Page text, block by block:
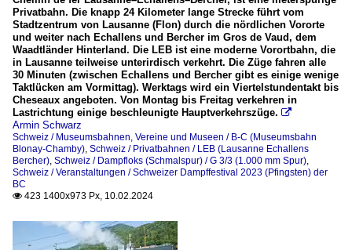
Privatbahn. Die knapp 24 Kilometer lange Strecke führt vom
Stadtzentrum von Lausanne (Flon) durch die nördlichen Vororte
und weiter nach Echallens und Bercher im Gros de Vaud, dem
Waadtländer Hinterland. Die LEB ist eine moderne Vorortbahn, die
in Lausanne teilweise unterirdisch verkehrt. Die Züge fahren alle
30 Minuten (zwischen Echallens und Bercher gibt es einige wenige
Taktlücken am Vormittag). Werktags wird ein Viertelstundentakt bis
Cheseaux angeboten. Von Montag bis Freitag verkehren in
Lastrichtung einige beschleunigte Hauptverkehrszüge. 
Armin Schwarz
Schweiz / Museumsbahnen, Vereine und Museen / B-C (Museumsbahn
Blonay-Chamby) Schweiz / Privatbahnen / LEB (Lausanne Echallens
Bercher) Schweiz / Dampfloks (Schmalspur) / G 3/3 (1.000 mm Spur)
Schweiz / Veranstaltungen / Schweizer Dampffestival 2023 (Pfingsten) der
BC
 423 1400x973 Px, 10.02.2024